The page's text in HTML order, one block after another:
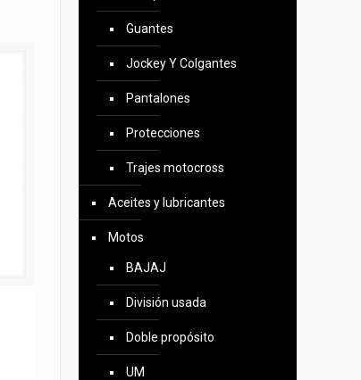
Guantes
Jockey Y Colgantes
Pantalones
Protecciones
Trajes motocross
Aceites y lubricantes
Motos
BAJAJ
División usada
Doble propósito
UM